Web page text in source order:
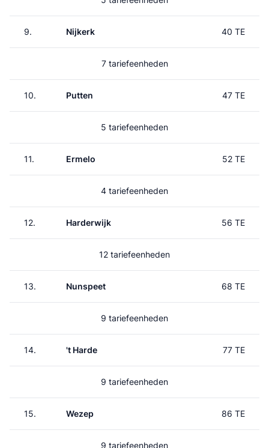
9. Nijkerk 40 TE
7 tariefeenheden
10. Putten 47 TE
5 tariefeenheden
11. Ermelo 52 TE
4 tariefeenheden
12. Harderwijk 56 TE
12 tariefeenheden
13. Nunspeet 68 TE
9 tariefeenheden
14. 't Harde 77 TE
9 tariefeenheden
15. Wezep 86 TE
9 tariefeenheden